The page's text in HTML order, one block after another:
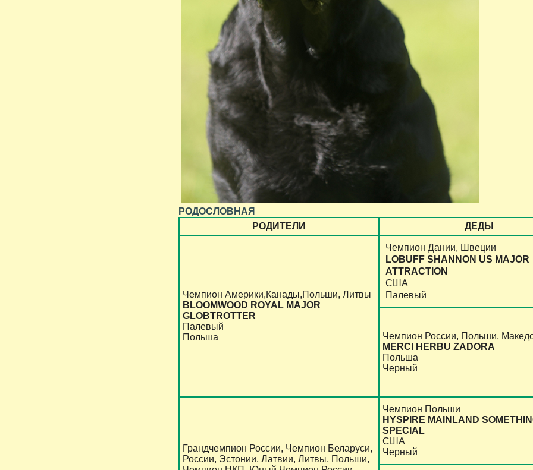
РОДОСЛОВНАЯ
РОДИТЕЛИ
ДЕДЫ
Чемпион Америки,Канады,Польши, Литвы
BLOOMWOOD ROYAL MAJOR
GLOBTROTTER
Палевый
Польша
Чемпион Дании, Швеции
LOBUFF SHANNON US MAJOR
ATTRACTION
США
Палевый
Чемпион России, Польши,
MERCI HERBU ZADORA
Польша
Черный
Грандчемпион России, Чемпион Беларуси,
России, Эстонии, Латвии, Литвы, Польши,
Чемпион Польши
HYSPIRE MAINLAND
SPECIAL
США
Черный